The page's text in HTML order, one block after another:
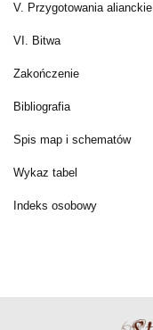
V. Przygotowania alianckie
VI. Bitwa
Zakończenie
Bibliografia
Spis map i schematów
Wykaz tabel
Indeks osobowy